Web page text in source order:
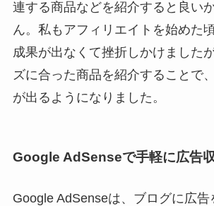
連する商品などを紹介すると良い
ん。私もアフィリエイトを始めた
成果が出なくて挫折しかけました
ズに合った商品を紹介することで
が出るようになりました。
Google AdSenseで手軽に広告
Google AdSenseは、ブログに広